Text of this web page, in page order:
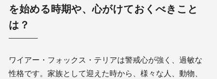
を始める時期や、心がけておくべきこと
は？
ワイアー・フォックス・テリアは警戒心が強く、過敏な
性格です。家族として迎えた時から、様々な人、動物、